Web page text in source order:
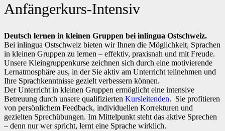
Anfängerkurs-Intensiv
Deutsch lernen in kleinen Gruppen bei inlingua Ostschweiz.
Bei inlingua Ostschweiz bieten wir Ihnen die Möglichkeit, Sprachen
in kleinen Gruppen zu lernen – effektiv, praxisnah und mit Freude.
Unsere Kleingruppenkurse zeichnen sich durch eine motivierende
Lernatmosphäre aus, in der Sie aktiv am Unterricht teilnehmen und
Ihre Sprachkenntnisse gezielt verbessern können.
Der Unterricht in kleinen Gruppen ermöglicht eine intensive
Betreuung durch unsere qualifizierten Kursleitenden. Sie profitieren
von persönlichem Feedback, individuellen Korrekturen und
gezielten Sprechübungen. Im Mittelpunkt steht das aktive Sprechen
– denn nur wer spricht, lernt eine Sprache wirklich.